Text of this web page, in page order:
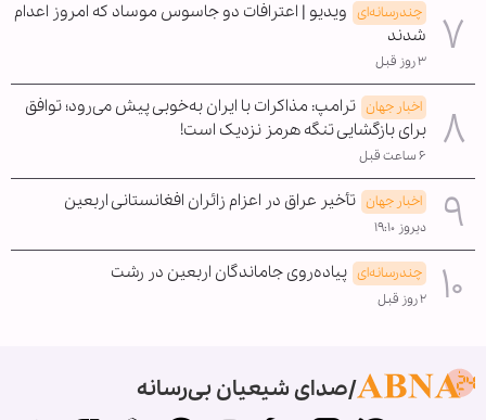
چندرسانه‌ای ویدیو | اعترافات دو جاسوس موساد که امروز اعدام
شدند
۳ روز قبل
اخبار جهان ترامپ: مذاکرات با ایران به‌خوبی پیش می‌رود؛ توافق
برای بازگشایی تنگه هرمز نزدیک است!
۶ ساعت قبل
اخبار جهان تأخیر عراق در اعزام زائران افغانستانی اربعین
دیروز ۱۹:۱۰
چندرسانه‌ای پیاده‌روی جاماندگان اربعین در رشت
۲ روز قبل
صدای شیعیان بی‌رسانه